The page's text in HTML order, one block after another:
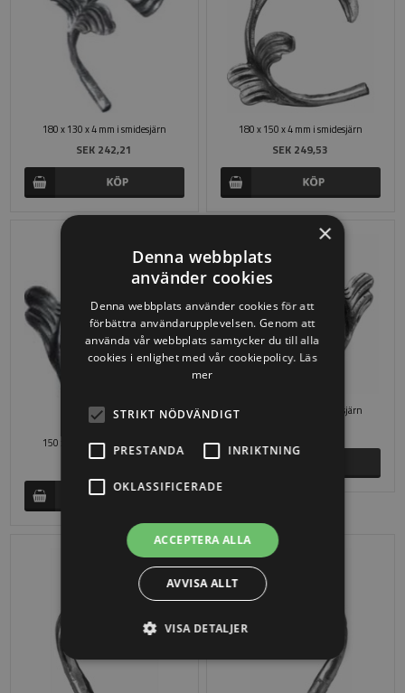
180 x 130 x 4 mm i smidesjärn
SEK 242,21
180 x 150 x 4 mm i smidesjärn
SEK 249,53
150 x 160 x 4 mm i smidesjärn
SEK 319,19
150 x 160 x 4 mm i smidesjärn
×
Denna webbplats
använder cookies
Denna webbplats använder cookies för att
förbättra användarupplevelsen. Genom att
använda vår webbplats samtycker du till alla
cookies i enlighet med vår cookiepolicy. Läs
mer
STRIKT NÖDVÄNDIGT
PRESTANDA INRIKTNING
OKLASSIFICERADE
ACCEPTERA ALLA
AVVISA ALLT
VISA DETALJER